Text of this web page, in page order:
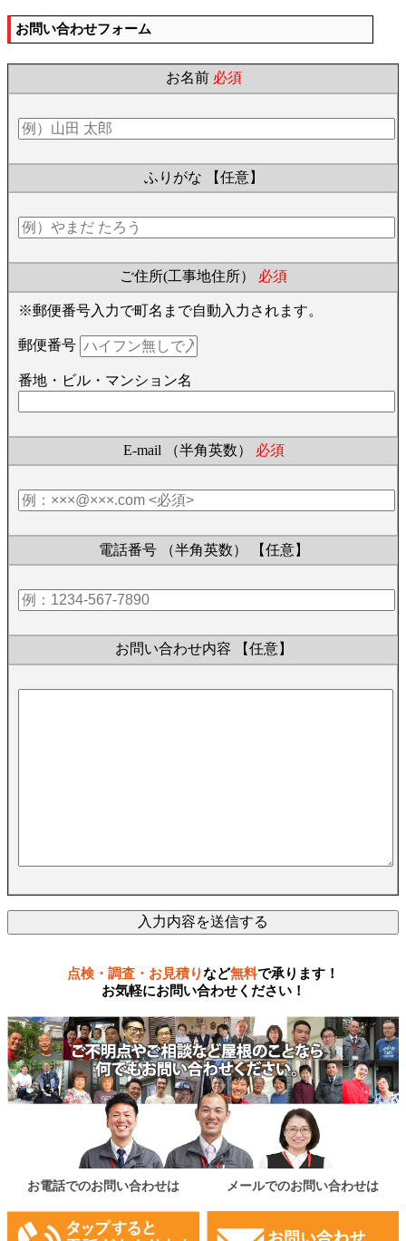
お問い合わせフォーム
お名前 必須
ふりがな 【任意】
ご住所(工事地住所） 必須
※郵便番号入力で町名まで自動入力されます。
郵便番号
番地・ビル・マンション名
E-mail （半角英数） 必須
電話番号 （半角英数） 【任意】
お問い合わせ内容 【任意】
点検・調査・お見積りなど無料で承ります！
お気軽にお問い合わせください！
お電話でのお問い合わせは メールでのお問い合わせは